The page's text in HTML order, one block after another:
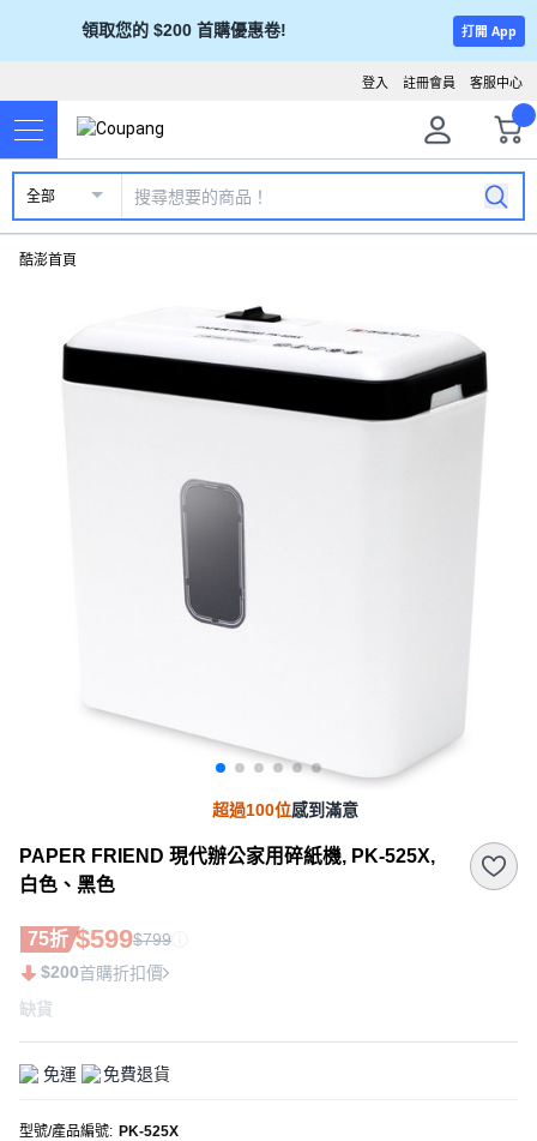
領取您的 $200 首購優惠卷! 打開 App
客服中心
註冊會員
登入
全部
酷澎首頁
超過100位感到滿意
PAPER FRIEND 現代辦公家用碎紙機, PK-525X,
白色、黑色
75折 $599$799
$200首購折扣價
缺貨
免運 免費退貨
型號/產品編號: PK-525X